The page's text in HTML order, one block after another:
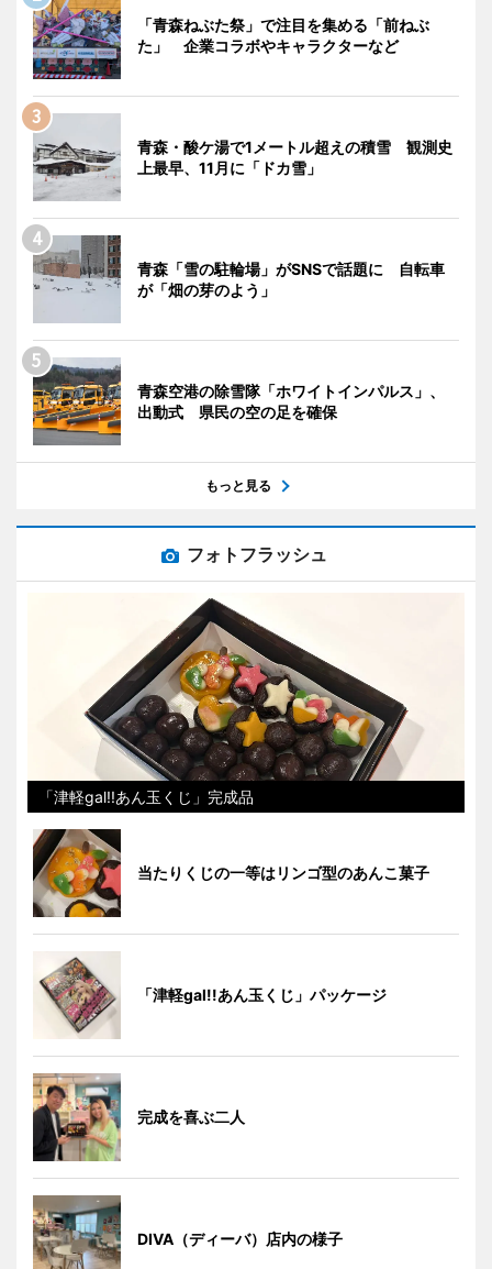
「青森ねぶた祭」で注目を集める「前ねぶ
た」 企業コラボやキャラクターなど
青森・酸ケ湯で1メートル超えの積雪 観測史
上最早、11月に「ドカ雪」
青森「雪の駐輪場」がSNSで話題に 自転車
が「畑の芽のよう」
青森空港の除雪隊「ホワイトインパルス」、
出動式 県民の空の足を確保
もっと見る
フォトフラッシュ
「津軽gal!!あん玉くじ」完成品
当たりくじの一等はリンゴ型のあんこ菓子
「津軽gal!!あん玉くじ」パッケージ
完成を喜ぶ二人
DIVA（ディーバ）店内の様子